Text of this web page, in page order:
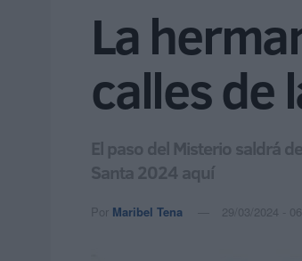
La
calles de
El paso del Misterio saldrá
Santa 2024 aquí
Por Maribel Tena 29/03/2024 -